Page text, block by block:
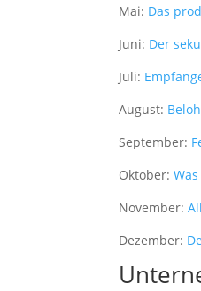
Mai: Das
Juni: Der
Juli:
August:
September:
Oktober:
November:
Dezember: